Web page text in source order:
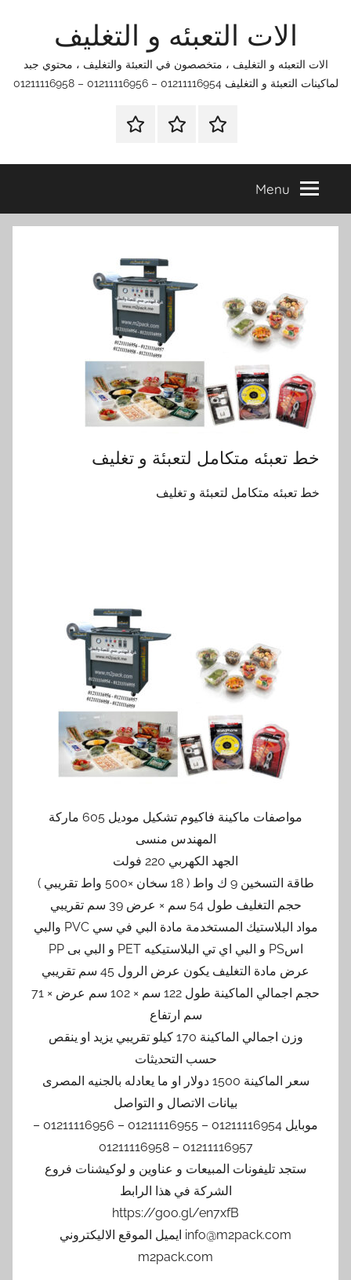
الات التعبئه و التغليف
الات التعبئه و التغليف ، متخصصون في التعبئة والتغليف ، محتوي جبد
لماكينات التعبئة و التغليف 01211116954 – 01211116956 – 01211116958
الرئيسيةاتصل
اتـصـل
في
التي
Menu
خط تعبئه متكامل لتعبئة و تغليف
خط تعبئه متكامل لتعبئة و تغليف
مواصفات ماكينة فاكيوم تشكيل موديل 605 ماركة
المهندس منسى
الجهد الكهربي 220 فولت
طاقة التسخين 9 ك واط ( 18 سخان ×500 واط تقريبي )
حجم التغليف طول 54 سم × عرض 39 سم تقريبي
مواد البلاستيك المستخدمة مادة البي في سي PVC والبي
اسPS و البي اي تي البلاستيكيه PET و البي بى PP
عرض مادة التغليف يكون عرض الرول 45 سم تقريبي
حجم اجمالي الماكينة طول 122 سم × 102 سم عرض × 71
سم ارتفاع
وزن اجمالي الماكينة 170 كيلو تقريبي يزيد او ينقص
حسب التحديثات
سعر الماكينة 1500 دولار او ما يعادله بالجنيه المصرى
بيانات الاتصال و التواصل
موبايل 01211116954 – 01211116955 – 01211116956 –
01211116957 – 01211116958
ستجد تليفونات المبيعات و عناوين و لوكيشنات فروع
الشركة في هذا الرابط
https://goo.gl/en7xfB
info@m2pack.com ايميل الموقع الاليكتروني
m2pack.com